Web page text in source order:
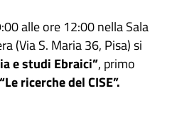
alle ore 12:00 nella Sala
(Via S. Maria 36, Pisa) si
e studi Ebraici”, primo
“Le ricerche del CISE”.